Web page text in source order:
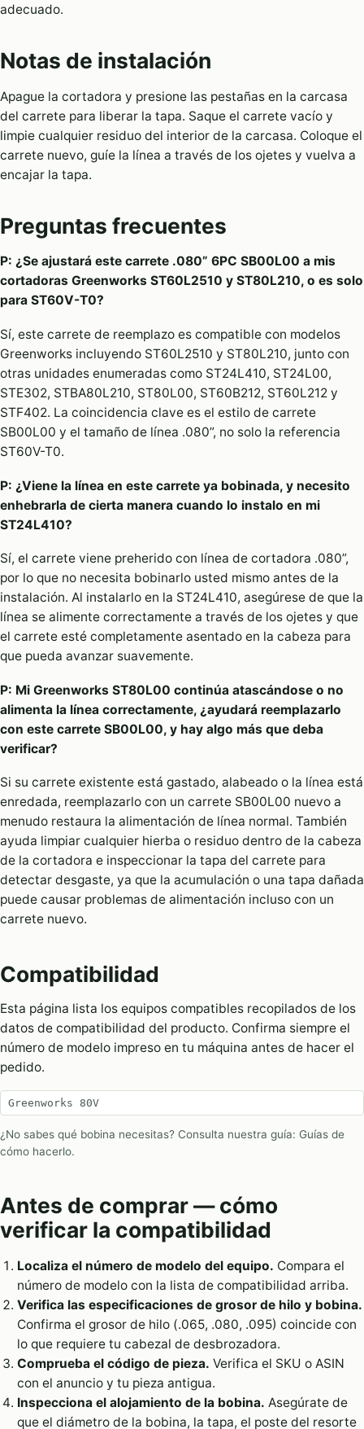
adecuado.
Notas de instalación
Apague la cortadora y presione las pestañas en la carcasa
del carrete para liberar la tapa. Saque el carrete vacío y
limpie cualquier residuo del interior de la carcasa. Coloque el
carrete nuevo, guíe la línea a través de los ojetes y vuelva a
encajar la tapa.
Preguntas frecuentes
P: ¿Se ajustará este carrete .080” 6PC SB00L00 a mis
cortadoras Greenworks ST60L2510 y ST80L210, o es solo
para ST60V-T0?
Sí, este carrete de reemplazo es compatible con modelos
Greenworks incluyendo ST60L2510 y ST80L210, junto con
otras unidades enumeradas como ST24L410, ST24L00,
STE302, STBA80L210, ST80L00, ST60B212, ST60L212 y
STF402. La coincidencia clave es el estilo de carrete
SB00L00 y el tamaño de línea .080”, no solo la referencia
ST60V-T0.
P: ¿Viene la línea en este carrete ya bobinada, y necesito
enhebrarla de cierta manera cuando lo instalo en mi
ST24L410?
Sí, el carrete viene preherido con línea de cortadora .080”,
por lo que no necesita bobinarlo usted mismo antes de la
instalación. Al instalarlo en la ST24L410, asegúrese de que la
línea se alimente correctamente a través de los ojetes y que
el carrete esté completamente asentado en la cabeza para
que pueda avanzar suavemente.
P: Mi Greenworks ST80L00 continúa atascándose o no
alimenta la línea correctamente, ¿ayudará reemplazarlo
con este carrete SB00L00, y hay algo más que deba
verificar?
Si su carrete existente está gastado, alabeado o la línea está
enredada, reemplazarlo con un carrete SB00L00 nuevo a
menudo restaura la alimentación de línea normal. También
ayuda limpiar cualquier hierba o residuo dentro de la cabeza
de la cortadora e inspeccionar la tapa del carrete para
detectar desgaste, ya que la acumulación o una tapa dañada
puede causar problemas de alimentación incluso con un
carrete nuevo.
Compatibilidad
Esta página lista los equipos compatibles recopilados de los
datos de compatibilidad del producto. Confirma siempre el
número de modelo impreso en tu máquina antes de hacer el
pedido.
Greenworks 80V
¿No sabes qué bobina necesitas? Consulta nuestra guía: Guías de
cómo hacerlo.
Antes de comprar — cómo
verificar la compatibilidad
Localiza el número de modelo del equipo. Compara el
número de modelo con la lista de compatibilidad arriba.
Verifica las especificaciones de grosor de hilo y bobina.
Confirma el grosor de hilo (.065, .080, .095) coincide con
lo que requiere tu cabezal de desbrozadora.
Comprueba el código de pieza. Verifica el SKU o ASIN
con el anuncio y tu pieza antigua.
Inspecciona el alojamiento de la bobina. Asegúrate de
que el diámetro de la bobina, la tapa, el poste del resorte